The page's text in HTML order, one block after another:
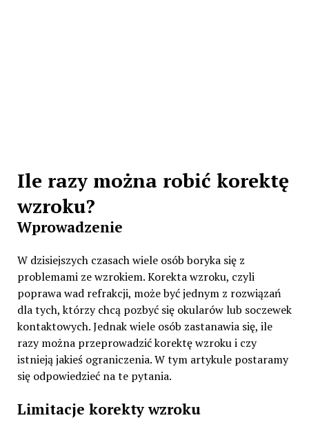
Ile razy można robić korektę
wzroku?
Wprowadzenie
W dzisiejszych czasach wiele osób boryka się z
problemami ze wzrokiem. Korekta wzroku, czyli
poprawa wad refrakcji, może być jednym z rozwiązań
dla tych, którzy chcą pozbyć się okularów lub soczewek
kontaktowych. Jednak wiele osób zastanawia się, ile
razy można przeprowadzić korektę wzroku i czy
istnieją jakieś ograniczenia. W tym artykule postaramy
się odpowiedzieć na te pytania.
Limitacje korekty wzroku